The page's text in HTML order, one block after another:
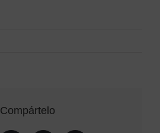
Compártelo